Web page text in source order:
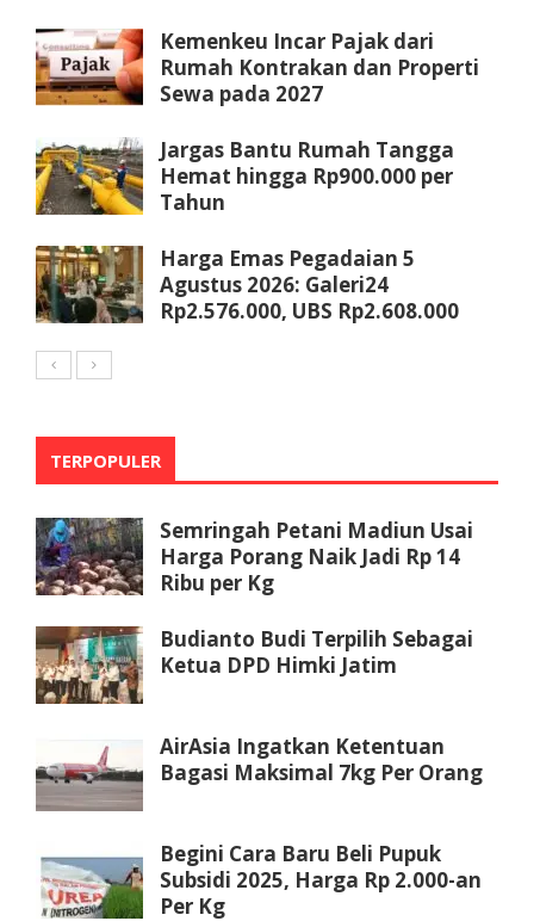
Kemenkeu Incar Pajak dari
Rumah Kontrakan dan Properti
Sewa pada 2027
Jargas Bantu Rumah Tangga
Hemat hingga Rp900.000 per
Tahun
Harga Emas Pegadaian 5
Agustus 2026: Galeri24
Rp2.576.000, UBS Rp2.608.000
TERPOPULER
Semringah Petani Madiun Usai
Harga Porang Naik Jadi Rp 14
Ribu per Kg
Budianto Budi Terpilih Sebagai
Ketua DPD Himki Jatim
AirAsia Ingatkan Ketentuan
Bagasi Maksimal 7kg Per Orang
Begini Cara Baru Beli Pupuk
Subsidi 2025, Harga Rp 2.000-an
Per Kg